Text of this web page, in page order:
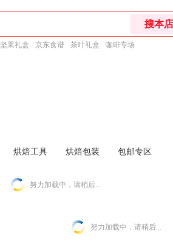
坚果礼盒 京东食谱 茶叶礼盒 咖啡专场
烘焙工具 烘焙包装 包邮专区
努力加载中，请稍后...
努力加载中，请稍后...